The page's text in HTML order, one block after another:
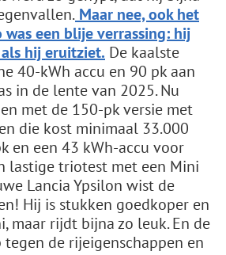
Maar nee, ook het
een blije verrassing: hij
hij eruitziet. De kaalste
40-kWh accu en 90 pk aan
in de lente van 2025. Nu
met de 150-pk versie met
die kost minimaal 33.000
en een 43 kWh-accu voor
lastige triotest met een Mini
Lancia Ypsilon wist de
Hij is stukken goedkoper en
maar rijdt bijna zo leuk. En de
de rijeigenschappen en